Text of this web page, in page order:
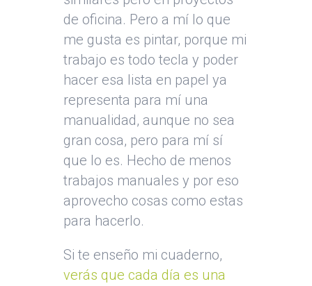
de oficina. Pero a mí lo que
me gusta es pintar, porque mi
trabajo es todo tecla y poder
hacer esa lista en papel ya
representa para mí una
manualidad, aunque no sea
gran cosa, pero para mí sí
que lo es. Hecho de menos
trabajos manuales y por eso
aprovecho cosas como estas
para hacerlo.
Si te enseño mi cuaderno,
verás que cada día es una